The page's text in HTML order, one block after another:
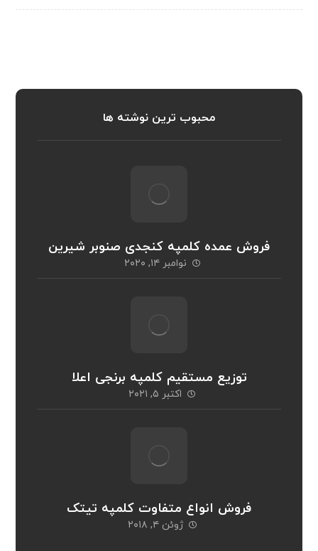
محبوب ترین نوشته ها
فروش عمده کلمپه کنجدی صنوبر شیرین
نوامبر ۱۴, ۲۰۲۰
توزیع مستقیم کلمپه برنجی اعلا
اکتبر ۵, ۲۰۲۱
فروش انواع متفاوت کلمپه تیتک
ژوئن ۴, ۲۰۱۸